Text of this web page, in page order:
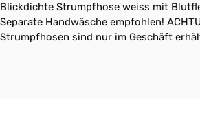
Blickdichte Strumpfhose weiss mit
Separate Handwäsche empfohlen!
Strumpfhosen sind nur im Geschäft